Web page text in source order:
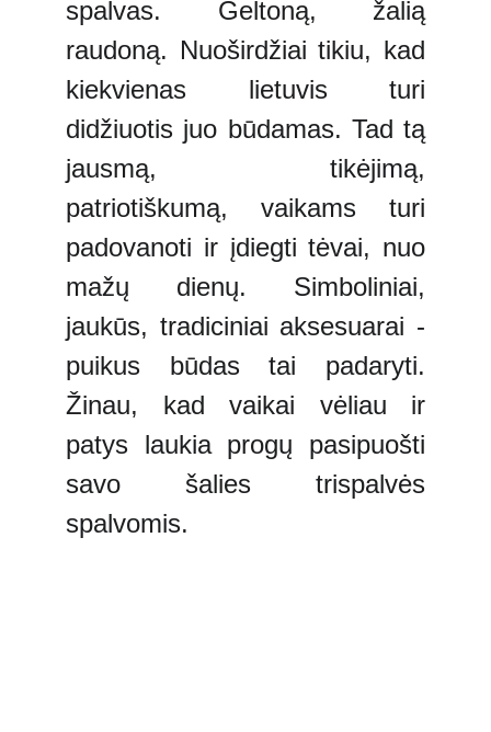
spalvas. Geltoną, žalią
raudoną. Nuoširdžiai tikiu, kad
kiekvienas lietuvis turi
didžiuotis juo būdamas. Tad tą
jausmą, tikėjimą,
patriotiškumą, vaikams turi
padovanoti ir įdiegti tėvai, nuo
mažų dienų. Simboliniai,
jaukūs, tradiciniai aksesuarai -
puikus būdas tai padaryti.
Žinau, kad vaikai vėliau ir
patys laukia progų pasipuošti
savo šalies trispalvės
spalvomis.